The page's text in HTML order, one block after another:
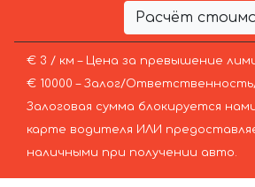
Расчёт
€ 3 / км – Цена за превышение
€ 10000 – Залог/
Залоговая сумма блокируется
карте водителя ИЛИ
наличными при получении авто.